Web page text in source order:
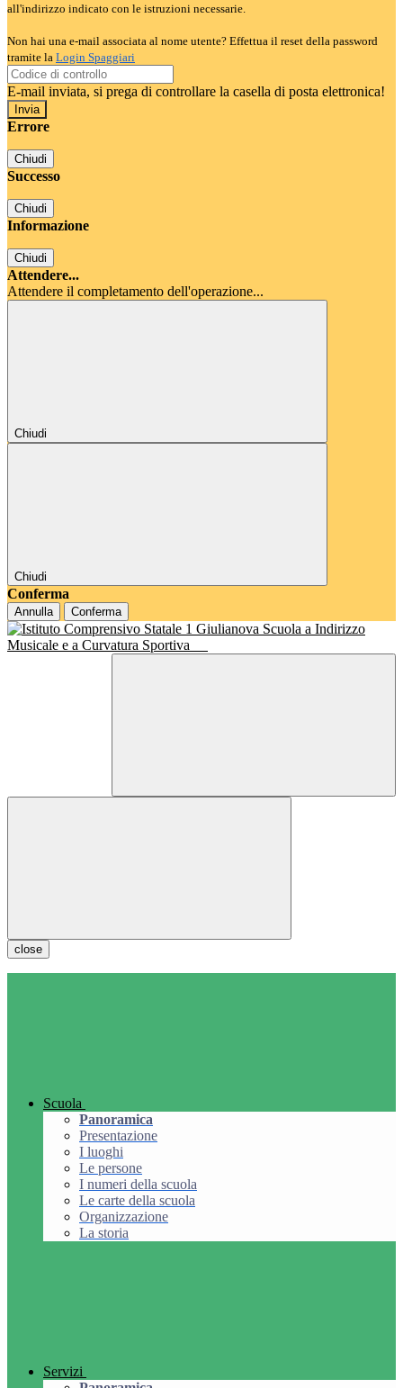
all'indirizzo indicato con le istruzioni necessarie.
Non hai una e-mail associata al nome utente? Effettua il reset della password
tramite la Login Spaggiari
E-mail inviata, si prega di controllare la casella di posta elettronica!
Errore
Chiudi
Successo
Chiudi
Informazione
Chiudi
Attendere...
Attendere il completamento dell'operazione...
Chiudi
Chiudi
Conferma
Annulla Conferma
Scuola a Indirizzo
Musicale e a Curvatura Sportiva
close
Scuola
Panoramica
Presentazione
I luoghi
Le persone
I numeri della scuola
Le carte della scuola
Organizzazione
La storia
Servizi